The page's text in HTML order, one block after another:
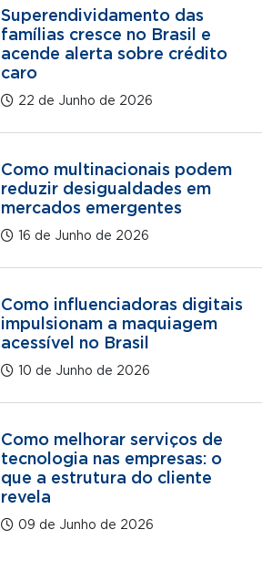
Superendividamento das
famílias cresce no Brasil e
acende alerta sobre crédito
caro
22 de Junho de 2026
Como multinacionais podem
reduzir desigualdades em
mercados emergentes
16 de Junho de 2026
Como influenciadoras digitais
impulsionam a maquiagem
acessível no Brasil
10 de Junho de 2026
Como melhorar serviços de
tecnologia nas empresas: o
que a estrutura do cliente
revela
09 de Junho de 2026